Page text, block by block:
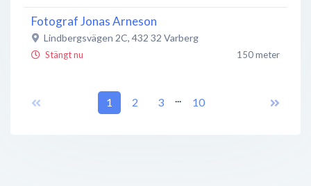
Fotograf Jonas Arneson
Lindbergsvägen 2C, 432 32 Varberg
Stängt nu 150 meter
Lindbergsvägen 2C 432 32 Varberg
1 2 3 ... 10